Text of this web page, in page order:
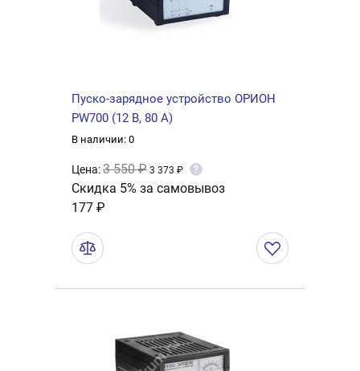
Пуско-зарядное устройство ОРИОН
PW700 (12 В, 80 A)
В наличии: 0
Цена:3 550 ₽ 3 373 ₽ ?
Скидка 5% за самовывоз
177 ₽